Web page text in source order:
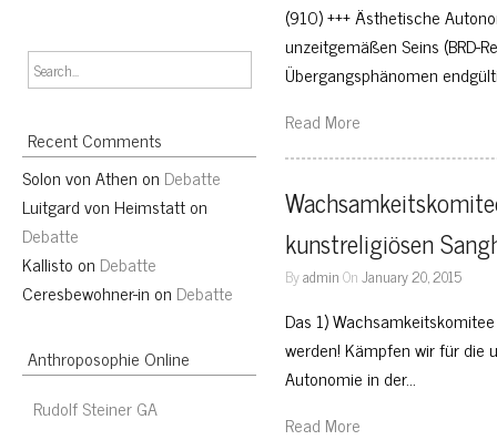
Recent Comments
Solon von Athen on Debatte
Luitgard von Heimstatton
Debatte
Kallisto on Debatte
Ceresbewohner-in on Debatte
Anthroposophie Online
Rudolf Steiner GA
(910) +++ Ästhetische
unzeitgemäßen Seins (BRD-
Übergangsphänomen
Read More
kunstreligiösen
ByadminOnJanuary 20, 2015
Das 1)
werden! Kämpfen wir für die
Autonomie in der…
Read More